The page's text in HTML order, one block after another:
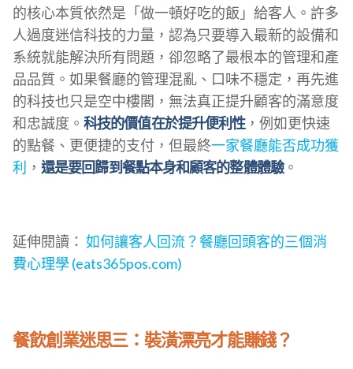
的核心本質依然是「做一頓好吃的飯」給客人。許多
人過度迷信科技的力量，認為只要導入最新的設備和
系統就能解決所有問題，卻忽略了最根本的管理和產
品品質。如果餐廳的管理混亂、口味不穩定，再先進
的科技也只是空中樓閣，無法真正提升顧客的滿意度
和忠誠度。 科技的價值在於提升便利性，例如更快速
的點餐、更便捷的支付，但最終一家餐廳能否成功獲
利 ， 還是要回歸到餐點本身和顧客的整體體驗。
延伸閱讀： 如何讓客人回流？餐廳回頭客的三個消
費心理學 (eats365pos.com)
餐飲創業迷思三：裝潢漂亮才能賺錢？